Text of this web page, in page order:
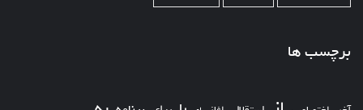
برچسب ها